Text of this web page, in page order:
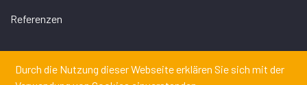
Referenzen
Durch die Nutzung dieser Webseite erklären Sie sich mit der